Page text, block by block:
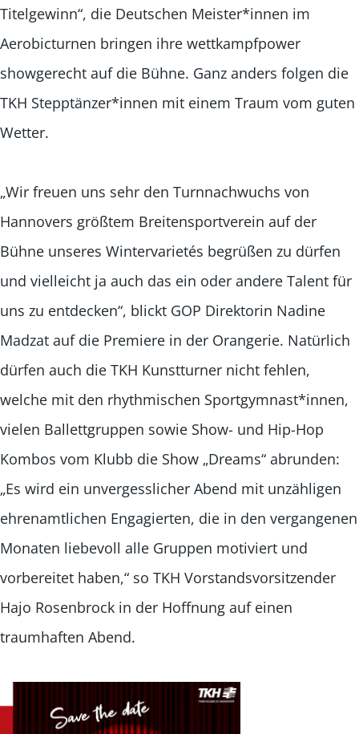
Titelgewinn“, die Deutschen Meister*innen im
Aerobicturnen bringen ihre wettkampfpower
showgerecht auf die Bühne. Ganz anders folgen die
TKH Stepptänzer*innen mit einem Traum vom guten
Wetter.
„Wir freuen uns sehr den Turnnachwuchs von
Hannovers größtem Breitensportverein auf der
Bühne unseres Wintervarietés begrüßen zu dürfen
und vielleicht ja auch das ein oder andere Talent für
uns zu entdecken“, blickt GOP Direktorin Nadine
Madzat auf die Premiere in der Orangerie. Natürlich
dürfen auch die TKH Kunstturner nicht fehlen,
welche mit den rhythmischen Sportgymnast*innen,
vielen Ballettgruppen sowie Show- und Hip-Hop
Kombos vom Klubb die Show „Dreams“ abrunden:
„Es wird ein unvergesslicher Abend mit unzähligen
ehrenamtlichen Engagierten, die in den vergangenen
Monaten liebevoll alle Gruppen motiviert und
vorbereitet haben,“ so TKH Vorstandsvorsitzender
Hajo Rosenbrock in der Hoffnung auf einen
traumhaften Abend.